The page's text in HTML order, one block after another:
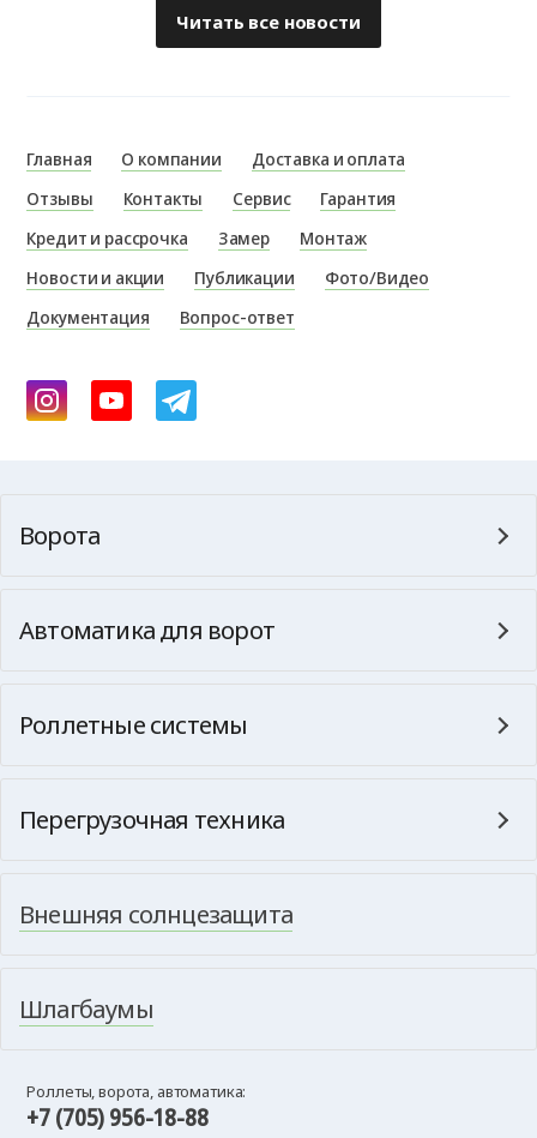
Читать все новости
Главная О компании
Доставка и оплата
Отзывы
Контакты Сервис
Гарантия
Кредит и рассрочка
Замер
Монтаж
Новости и акции
Публикации
Фото/Видео
Документация
Вопрос-ответ
Ворота
Автоматика для ворот
Роллетные системы
Перегрузочная техника
Внешняя солнцезащита
Шлагбаумы
Роллеты, ворота, автоматика:
+7 (705) 956-18-88